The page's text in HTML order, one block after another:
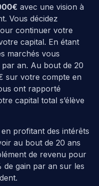
avec une vision à
Vous décidez
continuer votre
capital. En étant
marchés vous
an. Au bout de 20
sur votre compte en
ont rapporté
capital total s’élève
profitant des intérêts
au bout de 20 ans
de revenu pour
gain par an sur les